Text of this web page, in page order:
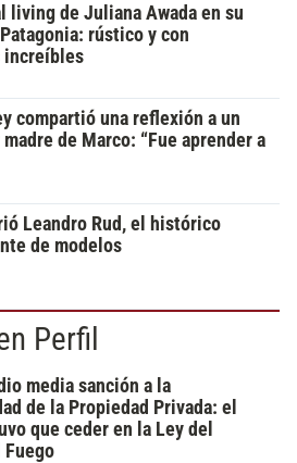
living de Juliana Awada en su
rústico y con
increíbles
compartió una reflexión a un
de Marco: “Fue aprender a
Leandro Rud, el histórico
de modelos
Perfil
media sanción a la
de la Propiedad Privada: el
que ceder en la Ley del
Fuego